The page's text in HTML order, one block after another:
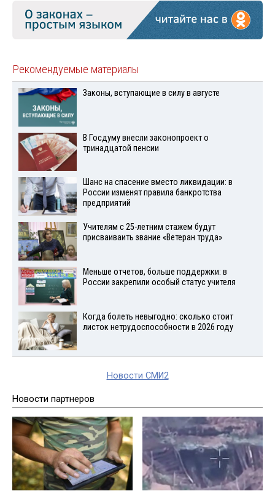
Рекомендуемые материалы
Законы, вступающие в силу в августе
В Госдуму внесли законопроект о
тринадцатой пенсии
Шанс на спасение вместо ликвидации: в
России изменят правила банкротства
предприятий
Учителям с 25-летним стажем будут
присваиваить звание «Ветеран труда»
Меньше отчетов, больше поддержки: в
России закрепили особый статус учителя
Когда болеть невыгодно: сколько стоит
листок нетрудоспособности в 2026 году
Новости СМИ2
Новости партнеров